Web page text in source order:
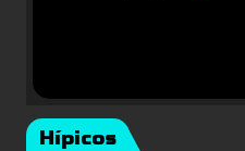
Hípicos